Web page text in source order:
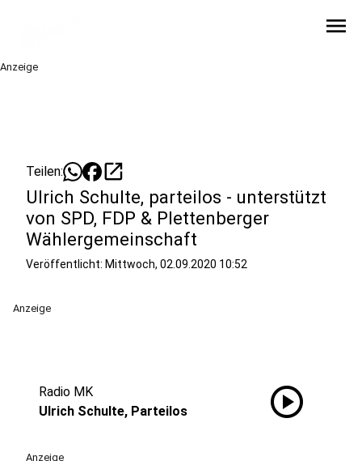
menu
Anzeige
Teilen: open_in_new
Ulrich Schulte, parteilos - unterstützt
von SPD, FDP & Plettenberger
Wählergemeinschaft
Veröffentlicht: Mittwoch, 02.09.2020 10:52
Anzeige
Radio MK
Ulrich Schulte, Parteilos
play_circle
Anzeige